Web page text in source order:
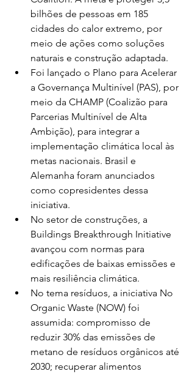
bilhões de pessoas em 185
cidades do calor extremo, por
meio de ações como soluções
naturais e construção adaptada.
Foi lançado o Plano para Acelerar
a Governança Multinível (PAS), por
meio da CHAMP (Coalizão para
Parcerias Multinível de Alta
Ambição), para integrar a
implementação climática local às
metas nacionais. Brasil e
Alemanha foram anunciados
como copresidentes dessa
iniciativa.
No setor de construções, a
Buildings Breakthrough Initiative
avançou com normas para
edificações de baixas emissões e
mais resiliência climática.
No tema resíduos, a iniciativa No
Organic Waste (NOW) foi
assumida: compromisso de
reduzir 30% das emissões de
metano de resíduos orgânicos até
2030; recuperar alimentos